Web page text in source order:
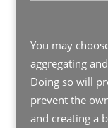
You may
aggregating
Doing so will
prevent the
and creating a